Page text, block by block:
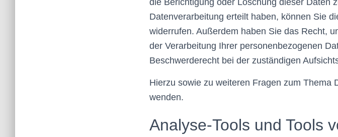
die Berichtigung oder Löschung dieser Daten
Datenverarbeitung erteilt haben, können Sie
widerrufen. Außerdem haben Sie das Recht,
der Verarbeitung Ihrer personenbezogenen
Beschwerderecht bei der zuständigen
Hierzu sowie zu weiteren Fragen zum Thema
wenden.
Analyse-Tools und Tools